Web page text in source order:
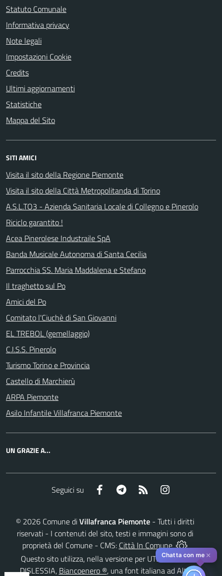
Statuto Comunale
Informativa privacy
Note legali
Impostazioni Cookie
Credits
Ultimi aggiornamenti
Statistiche
Mappa del Sito
SITI AMICI
Visita il sito della Regione Piemonte
Visita il sito della Città Metropolitanda di Torino
A.S.L.TO3 - Azienda Sanitaria Locale di Collegno e Pinerolo
Riciclo garantito !
Acea Pinerolese Industraile SpA
Banda Musicale Autonoma di Santa Cecilia
Parrocchia SS. Maria Maddalena e Stefano
Il traghetto sul Po
Amici del Po
Comitato l'Ciuchè di San Giovanni
EL TREBOL (gemellaggio)
C.I.S.S. Pinerolo
Turismo Torino e Provincia
Castello di Marchierù
ARPA Piemonte
Asilo Infantile Villafranca Piemonte
UN GRAZIE A...
Seguici su Facebook Telegram RSS
© 2026 Comune diVillafranca Piemonte - Tutti i diritti
riservati - I contenuti del sito, testi e immagini sono di
proprietà del Comune - CMS: Città In Comune
Questo sito utilizza, nella versione per UTENTI CON
DISLESSIA, Biancoenero ®, una font italiana ad Alta
Chatta con me ✕